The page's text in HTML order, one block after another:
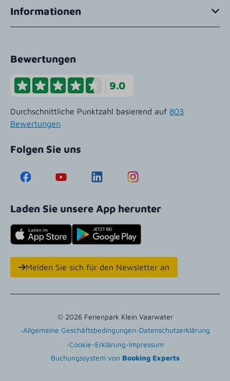
Informationen
Bewertungen
9.0
Durchschnittliche Punktzahl basierend auf 803
Bewertungen
Folgen Sie uns
Laden Sie unsere App herunter
Melden Sie sich für den Newsletter an
© 2026 Ferienpark Klein Vaarwater
·Allgemeine Geschäftsbedingungen·Datenschutzerklärung
·Cookie-Erklärung·Impressum
Buchungssystem von Booking Experts